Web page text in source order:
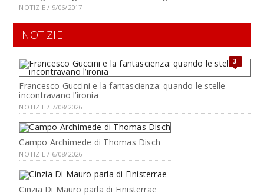
NOTIZIE / 9/06/2017
NOTIZIE
3
Francesco Guccini e la fantascienza: quando le stelle
incontravano l’ironia
NOTIZIE / 7/08/2026
Campo Archimede di Thomas Disch
NOTIZIE / 6/08/2026
Cinzia Di Mauro parla di Finisterrae